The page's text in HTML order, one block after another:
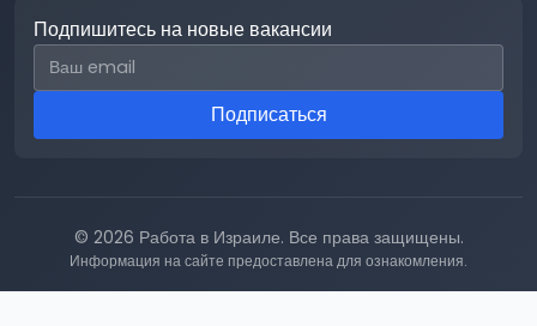
Подпишитесь на новые вакансии
Email для подписки
Подписаться
© 2026 Работа в Израиле. Все права защищены.
Информация на сайте предоставлена для ознакомления.